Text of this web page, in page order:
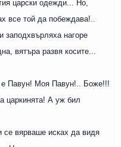
царски одежди... Но,
все той да побеждава!..
заподхвърляха нагоре
вятъра развя косите...
Павун! Моя Павун!.. Боже!!!
царкинята! А уж бил
се вярваше исках да видя